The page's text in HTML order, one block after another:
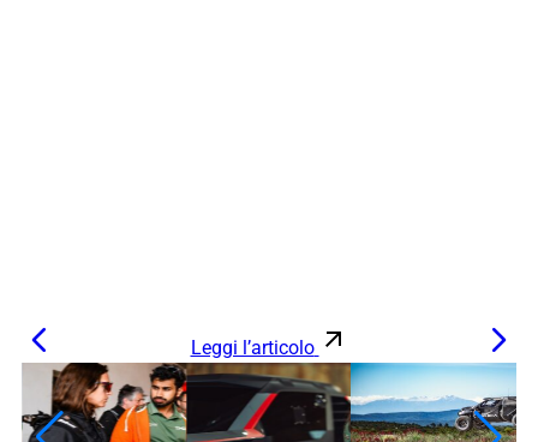
Leggi l’articolo